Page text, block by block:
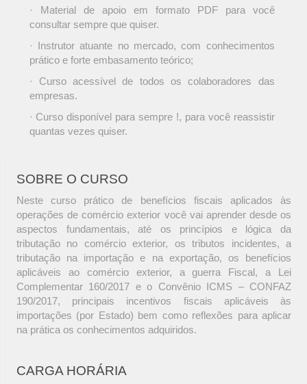
· Material de apoio em formato PDF para você
consultar sempre que quiser.
· Instrutor atuante no mercado, com conhecimentos
prático e forte embasamento teórico;
· Curso acessível de todos os colaboradores das
empresas.
· Curso disponível para sempre !, para você reassistir
quantas vezes quiser.
SOBRE O CURSO
Neste curso prático de benefícios fiscais aplicados às
operações de comércio exterior você vai aprender desde os
aspectos fundamentais, até os princípios e lógica da
tributação no comércio exterior, os tributos incidentes, a
tributação na importação e na exportação, os benefícios
aplicáveis ao comércio exterior, a guerra Fiscal, a Lei
Complementar 160/2017 e o Convênio ICMS – CONFAZ
190/2017, principais incentivos fiscais aplicáveis às
importações (por Estado) bem como reflexões para aplicar
na prática os conhecimentos adquiridos.
CARGA HORÁRIA